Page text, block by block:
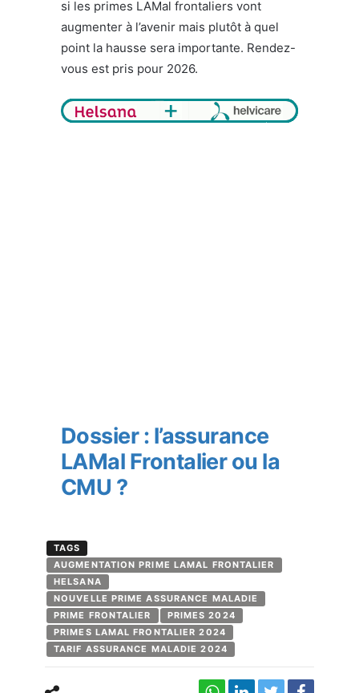
si les primes LAMal frontaliers vont
augmenter à l’avenir mais plutôt à quel
point la hausse sera importante. Rendez-
vous est pris pour 2026.
Dossier : l’assurance
LAMal Frontalier ou la
CMU ?
TAGS
AUGMENTATION PRIME LAMAL FRONTALIER
HELSANA
NOUVELLE PRIME ASSURANCE MALADIE
PRIME FRONTALIER
PRIMES 2024
PRIMES LAMAL FRONTALIER 2024
TARIF ASSURANCE MALADIE 2024